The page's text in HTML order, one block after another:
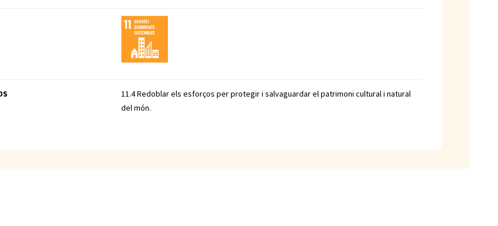
11.4 Redoblar els esforços per protegir i salvaguardar el patrimoni cultural i natural
del món.